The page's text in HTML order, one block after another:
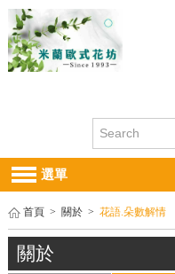
選單
首頁 > 關於 > 花語.朵數解情
關於